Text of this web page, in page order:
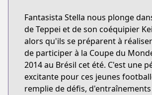
Fantasista Stella nous plonge
de Teppei et de son coéquipier
alors qu'ils se préparent à
de participer à la Coupe du
2014 au Brésil cet été. C'est une
excitante pour ces jeunes
remplie de défis,